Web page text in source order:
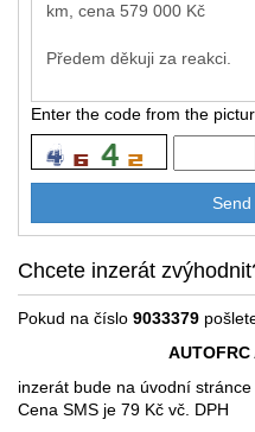
Enter the code from the
Chcete inzerát
Pokud na číslo 9033379
AUTOFRC
inzerát bude na úvodní stránce
Cena SMS je 79 Kč vč. DPH